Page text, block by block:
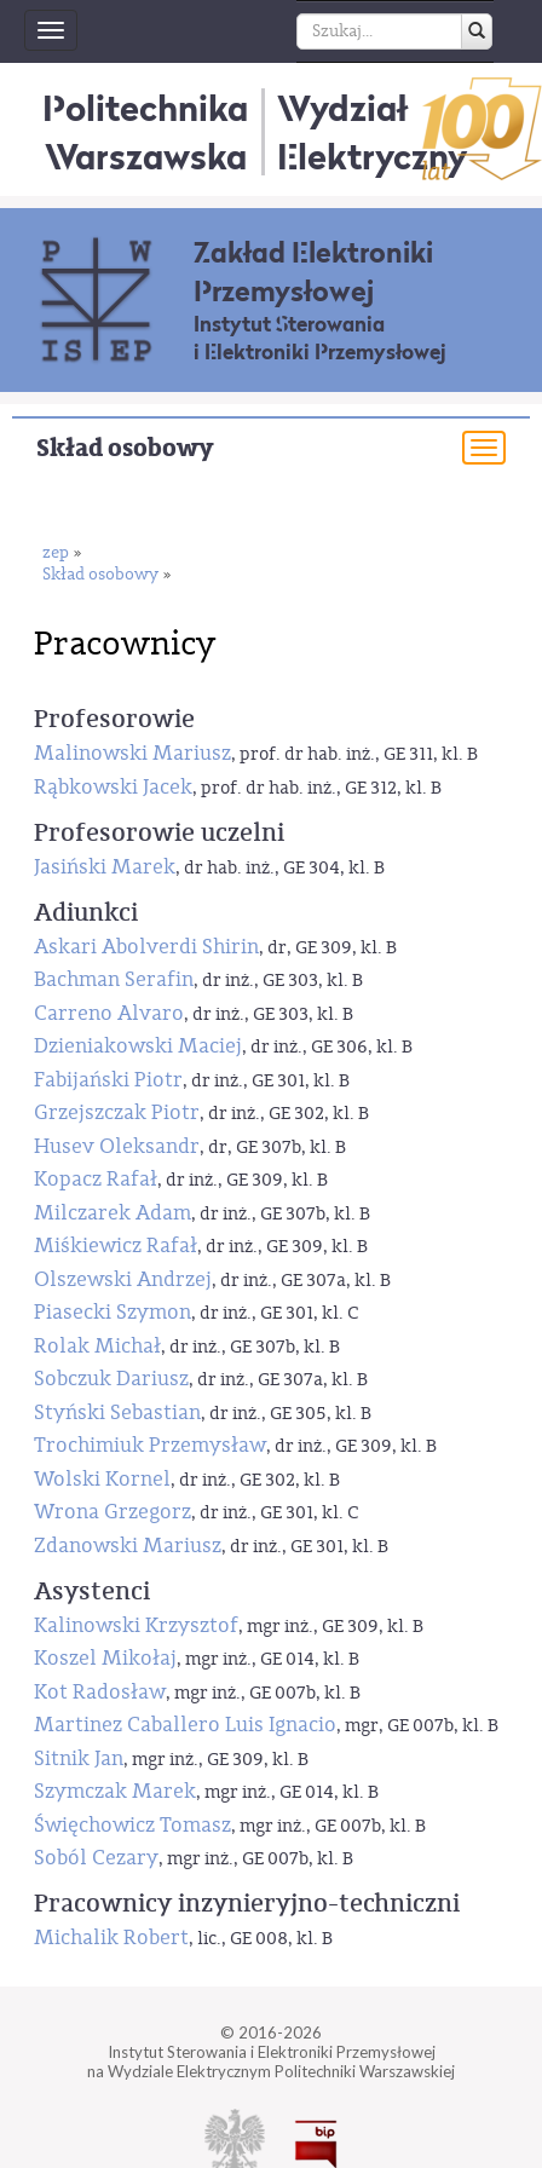
Toggle
navigation
Politechnika
Warszawska
Wydział
Elektryczny
Zakład Elektroniki
Przemysłowej
Instytut Sterowania
i Elektroniki Przemysłowej
Skład osobowy
zep »
Skład osobowy »
Pracownicy
Profesorowie
Malinowski Mariusz, prof. dr hab. inż., GE 311, kl. B
Rąbkowski Jacek, prof. dr hab. inż., GE 312, kl. B
Profesorowie uczelni
Jasiński Marek, dr hab. inż., GE 304, kl. B
Adiunkci
Askari Abolverdi Shirin, dr, GE 309, kl. B
Bachman Serafin, dr inż., GE 303, kl. B
Carreno Alvaro, dr inż., GE 303, kl. B
Dzieniakowski Maciej, dr inż., GE 306, kl. B
Fabijański Piotr, dr inż., GE 301, kl. B
Grzejszczak Piotr, dr inż., GE 302, kl. B
Husev Oleksandr, dr, GE 307b, kl. B
Kopacz Rafał, dr inż., GE 309, kl. B
Milczarek Adam, dr inż., GE 307b, kl. B
Miśkiewicz Rafał, dr inż., GE 309, kl. B
Olszewski Andrzej, dr inż., GE 307a, kl. B
Piasecki Szymon, dr inż., GE 301, kl. C
Rolak Michał, dr inż., GE 307b, kl. B
Sobczuk Dariusz, dr inż., GE 307a, kl. B
Styński Sebastian, dr inż., GE 305, kl. B
Trochimiuk Przemysław, dr inż., GE 309, kl. B
Wolski Kornel, dr inż., GE 302, kl. B
Wrona Grzegorz, dr inż., GE 301, kl. C
Zdanowski Mariusz, dr inż., GE 301, kl. B
Asystenci
Kalinowski Krzysztof, mgr inż., GE 309, kl. B
Koszel Mikołaj, mgr inż., GE 014, kl. B
Kot Radosław, mgr inż., GE 007b, kl. B
Martinez Caballero Luis Ignacio, mgr, GE 007b, kl. B
Sitnik Jan, mgr inż., GE 309, kl. B
Szymczak Marek, mgr inż., GE 014, kl. B
Święchowicz Tomasz, mgr inż., GE 007b, kl. B
Soból Cezary, mgr inż., GE 007b, kl. B
Pracownicy inzynieryjno-techniczni
Michalik Robert, lic., GE 008, kl. B
© 2016-2026
Instytut Sterowania i Elektroniki Przemysłowej
na Wydziale Elektrycznym Politechniki Warszawskiej